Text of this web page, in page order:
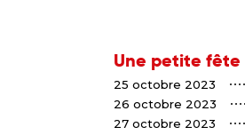
Une petite fête
25 octobre 2023
26 octobre 2023
27 octobre 2023